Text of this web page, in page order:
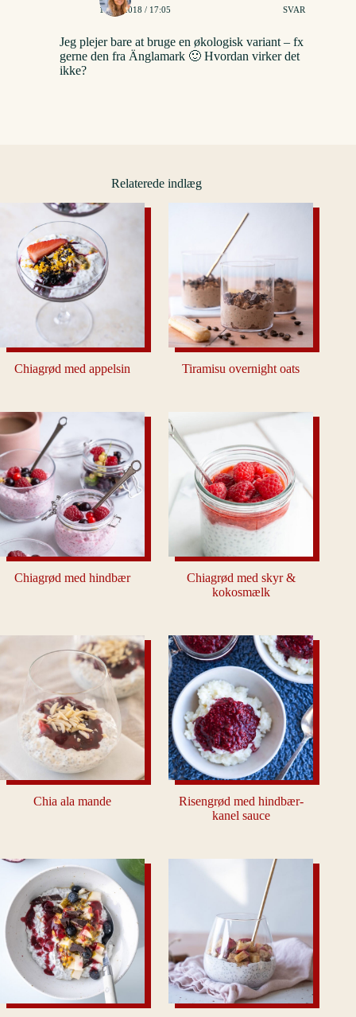
13/05/2018 / 17:05 SVAR
Jeg plejer bare at bruge en økologisk variant – fx
gerne den fra Änglamark 🙂 Hvordan virker det
ikke?
Relaterede indlæg
Chiagrød med appelsin Tiramisu overnight oats
Chiagrød med hindbær
Chiagrød med skyr &
kokosmælk
Chia ala mande
Risengrød med hindbær-
kanel sauce